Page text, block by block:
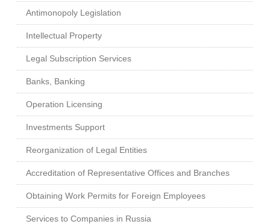
Antimonopoly Legislation
Intellectual Property
Legal Subscription Services
Banks, Banking
Operation Licensing
Investments Support
Reorganization of Legal Entities
Accreditation of Representative Offices and Branches
Obtaining Work Permits for Foreign Employees
Services to Companies in Russia